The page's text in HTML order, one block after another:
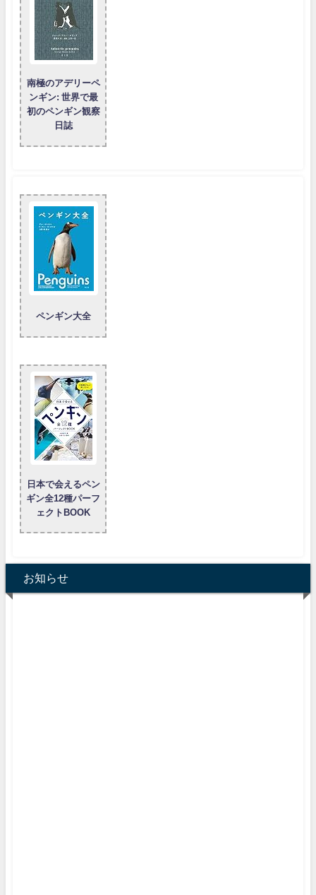
南極のアデリーペ
ンギン: 世界で最
初のペンギン観察
日誌
ペンギン大全
日本で会えるペン
ギン全12種パーフ
ェクトBOOK
お知らせ